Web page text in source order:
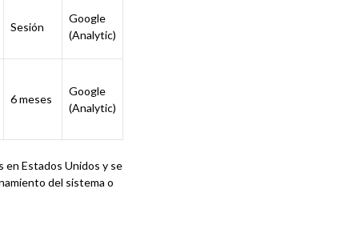
Sesión
Google
(Analytic)
6 meses
Google
(Analytic)
en Estados Unidos y se
del sistema o